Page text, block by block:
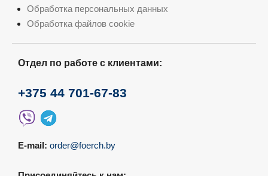
Обработка персональных данных
Обработка файлов cookie
Отдел по работе с клиентами:
+375 44 701-67-83
E-mail: order@foerch.by